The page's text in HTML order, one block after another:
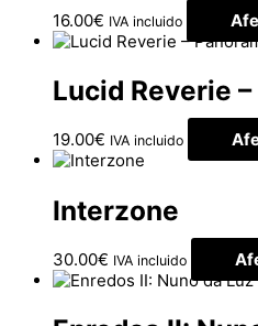
16.00€ IVA incluido
Lucid Reverie
19.00€ IVA incluido
Interzone
30.00€ IVA incluido